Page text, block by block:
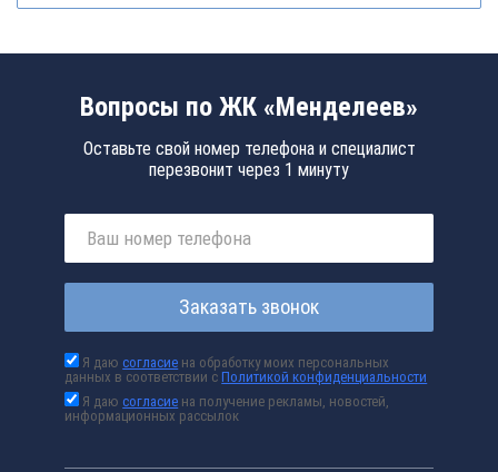
Вопросы по ЖК «Менделеев»
Оставьте свой номер телефона и специалист
перезвонит через 1 минуту
Заказать звонок
Я даюсогласие на обработку моих персональных
данных в соответствии сПолитикой конфиденциальности
Я даюсогласие на получение рекламы, новостей,
информационных рассылок